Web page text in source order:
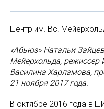
Центр им. Вс.
«Абьюз» Натальи
Мейерхольда, режиссер
Василина Харламова,
21 ноября 2017 года.
В октябре 2016 года в